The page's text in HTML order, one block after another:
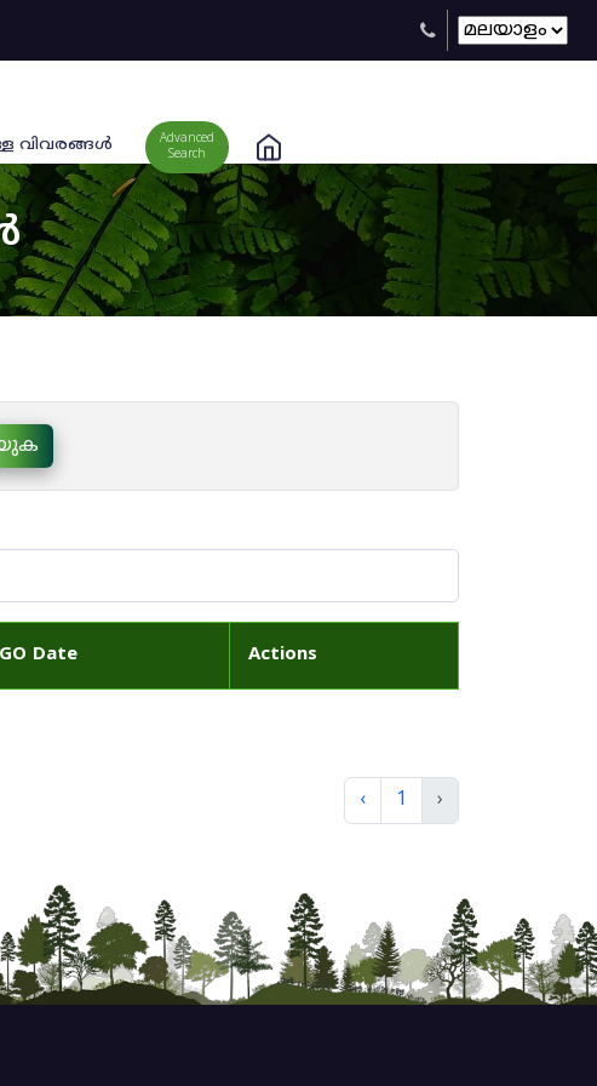
വിവരങ്ങള്‍
Advanced
Search
GO Date Actions
‹ 1 ›